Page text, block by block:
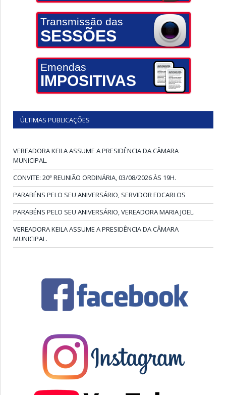
Transmissão das
SESSÕES
Emendas
IMPOSITIVAS
ÚLTIMAS PUBLICAÇÕES
VEREADORA KEILA ASSUME A PRESIDÊNCIA DA CÂMARA
MUNICIPAL.
CONVITE: 20ª REUNIÃO ORDINÁRIA, 03/08/2026 ÀS 19H.
PARABÉNS PELO SEU ANIVERSÁRIO, SERVIDOR EDCARLOS
PARABÉNS PELO SEU ANIVERSÁRIO, VEREADORA MARIA JOEL.
VEREADORA KEILA ASSUME A PRESIDÊNCIA DA CÂMARA
MUNICIPAL.